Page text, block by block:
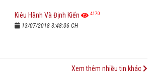
Kiêu Hãnh Và Định Kiến 4170
13/07/2018 3:48:06 CH
Xem thêm nhiều tin khác